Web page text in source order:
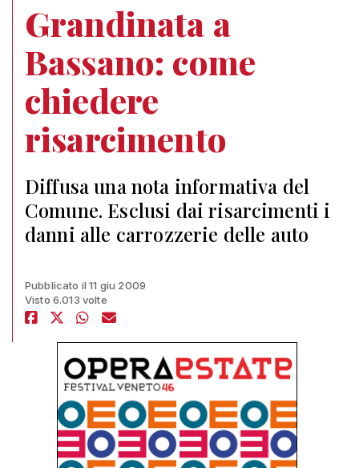
Grandinata a
Bassano: come
chiedere
risarcimento
Diffusa una nota informativa del
Comune. Esclusi dai risarcimenti i
danni alle carrozzerie delle auto
Pubblicato il 11 giu 2009
Visto 6.013 volte